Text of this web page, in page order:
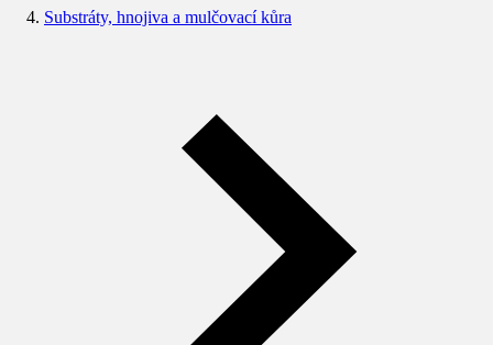
Substráty, hnojiva a mulčovací kůra